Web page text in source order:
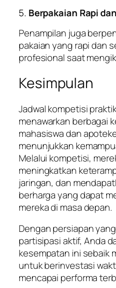
5. Berpakaian Rapi
Penampilan juga
pakaian yang rapi dan
profesional saat
Kesimpulan
Jadwal kompetisi
menawarkan berbagai
mahasiswa dan
menunjukkan
Melalui kompetisi,
meningkatkan
jaringan, dan
berharga yang dapat
mereka di masa depan.
Dengan persiapan
partisipasi aktif, Anda
kesempatan ini sebaik
untuk berinvestasi
mencapai performa